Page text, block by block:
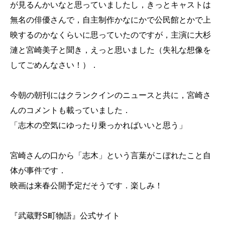
が見るんかいなと思っていましたし，きっとキャストは
無名の俳優さんで，自主制作かなにかで公民館とかで上
映するのかなくらいに思っていたのですが，主演に大杉
漣と宮崎美子と聞き，えっと思いました（失礼な想像を
してごめんなさい！）．
今朝の朝刊にはクランクインのニュースと共に，宮崎さ
んのコメントも載っていました．
「志木の空気にゆったり乗っかればいいと思う」
宮崎さんの口から「志木」という言葉がこぼれたこと自
体が事件です．
映画は来春公開予定だそうです．楽しみ！
『武蔵野S町物語』公式サイト